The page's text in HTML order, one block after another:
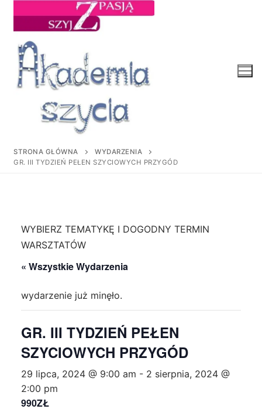
STRONA GŁÓWNA
WYDARZENIA
GR. III TYDZIEŃ PEŁEN SZYCIOWYCH PRZYGÓD
WYBIERZ TEMATYKĘ I DOGODNY TERMIN
WARSZTATÓW
« Wszystkie Wydarzenia
wydarzenie już minęło.
GR. III TYDZIEŃ PEŁEN
SZYCIOWYCH PRZYGÓD
29 lipca, 2024 @ 9:00 am - 2 sierpnia, 2024 @
2:00 pm
990ZŁ